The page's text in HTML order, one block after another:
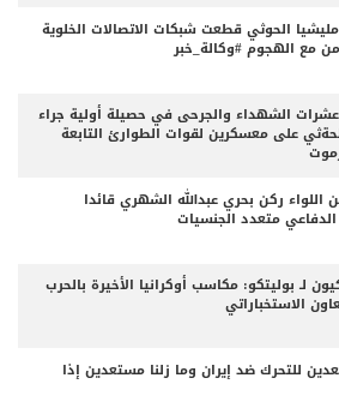
الحوثي قطعت شبكات الاتصالات الخلوية
مع الهجوم #وكالة_خبر
مصدر عسكري: عشرات الشهداء والجرحى ‏في حصيلة أولية جراء
على معسكرين لقوات الطوارئ التابعة
اللواء ركن بحري عبدالله الشهري قائدا
الدفاعي متعدد الجنسيات
لـ بوليتكو: مكاسب أوكرانيا الأخيرة بالحرب
الاستخباراتي
للتحرك ضد إيران وما زلنا مستعدين إذا